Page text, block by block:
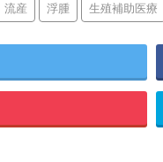
流産 浮腫 生殖補助医療